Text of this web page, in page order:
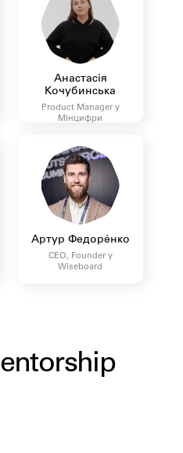
Анастасія
Кочубинська
Product Manager у
Мінцифри
Артур Федорéнко
CEO, Founder у
Wiseboard